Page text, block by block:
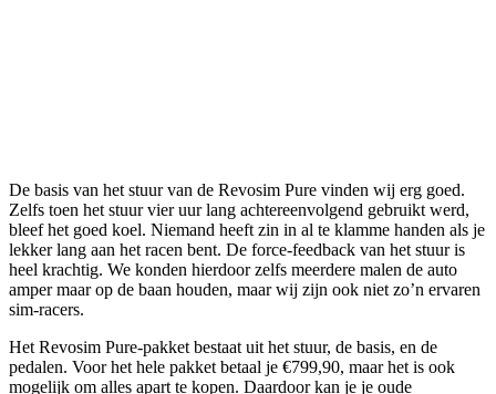
De basis van het stuur van de Revosim Pure vinden wij erg goed.
Zelfs toen het stuur vier uur lang achtereenvolgend gebruikt werd,
bleef het goed koel. Niemand heeft zin in al te klamme handen als je
lekker lang aan het racen bent. De force-feedback van het stuur is
heel krachtig. We konden hierdoor zelfs meerdere malen de auto
amper maar op de baan houden, maar wij zijn ook niet zo’n ervaren
sim-racers.
Het Revosim Pure-pakket bestaat uit het stuur, de basis, en de
pedalen. Voor het hele pakket betaal je €799,90, maar het is ook
mogelijk om alles apart te kopen. Daardoor kan je je oude